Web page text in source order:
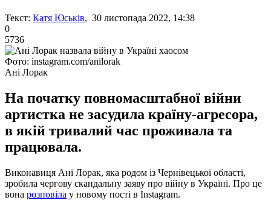
Текст: Катя Юськів, 30 листопада 2022, 14:38
0
5736
Фото: instagram.com/anilorak
Ані Лорак
На початку повномасштабної війни
артистка не засудила країну-агресора,
в якій тривалий час проживала та
працювала.
Виконавиця Ані Лорак, яка родом із Чернівецької області,
зробила чергову скандальну заяву про війну в Україні. Про це
вона розповіла у новому пості в Instagram.